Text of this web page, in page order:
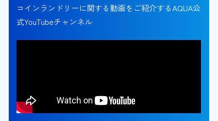
コインランドリーに関する動画をご紹介するAQUA公
式YouTubeチャンネル